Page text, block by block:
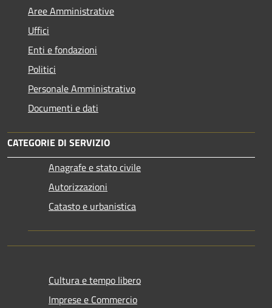
Aree Amministrative
Uffici
Enti e fondazioni
Politici
Personale Amministrativo
Documenti e dati
CATEGORIE DI SERVIZIO
Anagrafe e stato civile
Autorizzazioni
Catasto e urbanistica
Cultura e tempo libero
Imprese e Commercio